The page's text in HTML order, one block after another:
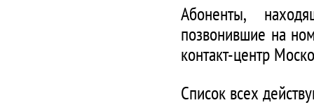
Абоненты,
позвонившие на
контакт-центр
Список всех